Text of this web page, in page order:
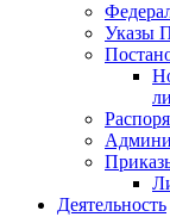
Указы
Деятельность